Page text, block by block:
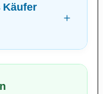
Käufer